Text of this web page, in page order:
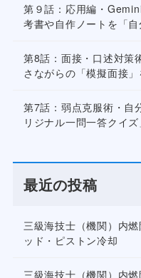
第９話：応用編・
考書や自作ノートを「
第8話：面接・口述対策
さながらの「模擬面接」
第7話：弱点克服術・自
リジナル一問一答クイ
最近の投稿
三級海技士（機関）内
ッド・ピストン冷却
三級海技士（機関）内